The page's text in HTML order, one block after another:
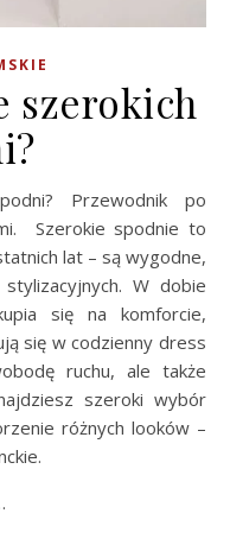
szerokich
Szerokie spodnie to
lat – są wygodne,
W dobie
się na komforcie,
się w codzienny dress
ruchu, ale także
szeroki wybór
różnych looków –